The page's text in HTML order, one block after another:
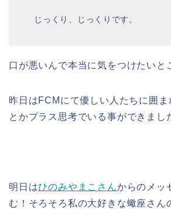
じっくり、じっくりです。
口が悪いんで本当に気をつけたいと
昨日はFCMにて優しい人たちに囲
とかプラス思考でいる事ができまし
明日はひのみやまこさんからのメッ
む！そろそろ私の大好きな蠍座さん